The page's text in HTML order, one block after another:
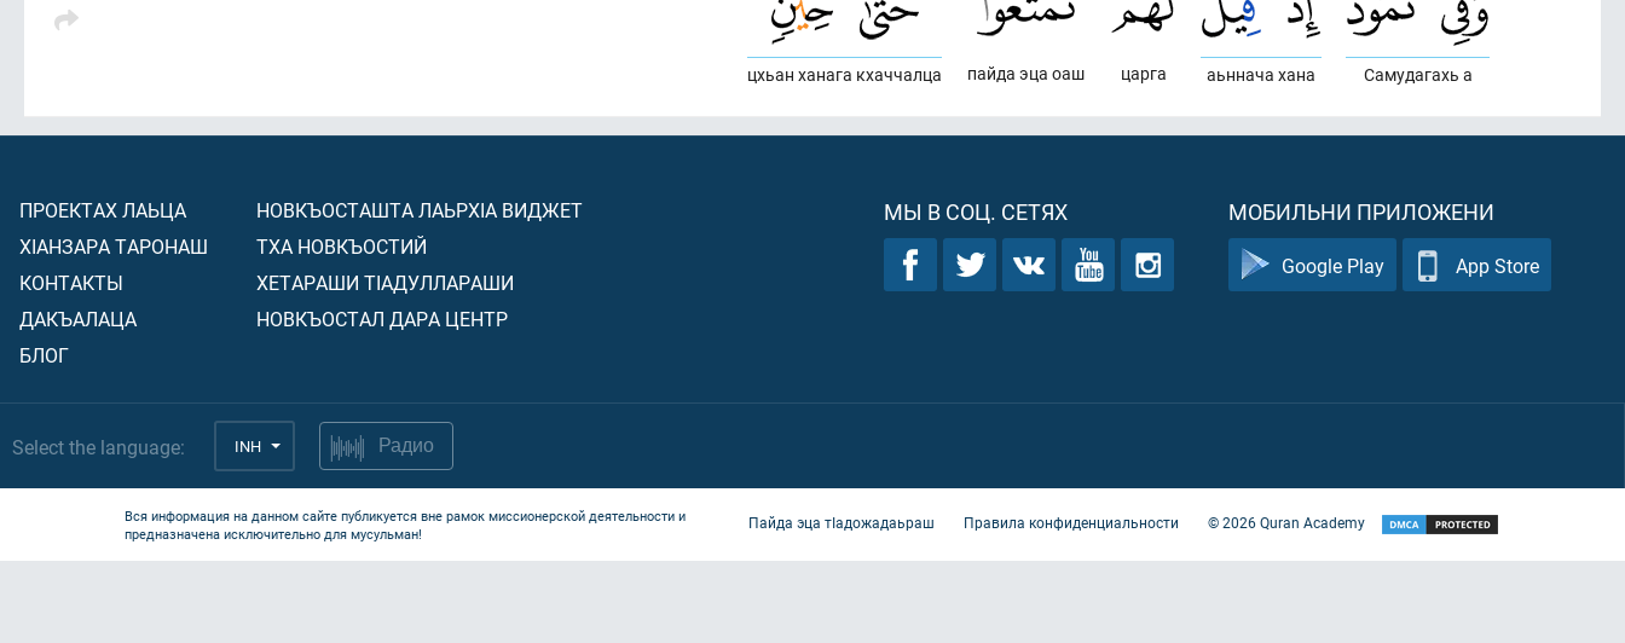
Самудагахь а
аьннача хана
царга
пайда эца оаш
цхьан ханага кхаччалца
ПРОЕКТАХ ЛАЬЦА
ХIАНЗАРА ТАРОНАШ
КОНТАКТЫ
ДАКЪАЛАЦА
БЛОГ
НОВКЪОСТАШТА ЛАЬРХIА ВИДЖЕТ
ТХА НОВКЪОСТИЙ
ХЕТАРАШИ ТIАДУЛЛАРАШИ
НОВКЪОСТАЛ ДАРА ЦЕНТР
МЫ В СОЦ. СЕТЯХ МОБИЛЬНИ ПРИЛОЖЕНИ
Google Play App Store
Select the language: INH Радио
Вся информация на данном сайте публикуется вне рамок миссионерской деятельности и
предназначена исключительно для мусульман!
Пайда эца тIадожадаьраш Правила конфиденциальности ©2026Quran Academy